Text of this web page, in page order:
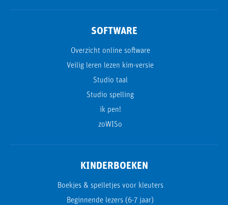
SOFTWARE
Overzicht online software
Veilig leren lezen kim-versie
Studio taal
Studio spelling
ik pen!
zoWISo
KINDERBOEKEN
Boekjes & spelletjes voor kleuters
Beginnende lezers (6-7 jaar)